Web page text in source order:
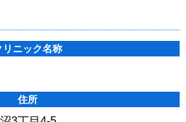
リニック名称
住所